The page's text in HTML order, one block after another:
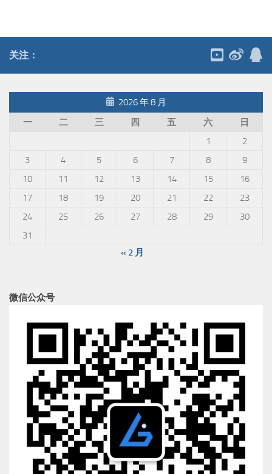
关注：
2026 年 8 月
一
二 三 四 五 六
日
1
2
3
4 5 6 7 8
9
10
11 12 13 14 15
16
17
18 19 20 21 22
23
24
25 26 27 28 29
30
31
« 2 月
微信公众号